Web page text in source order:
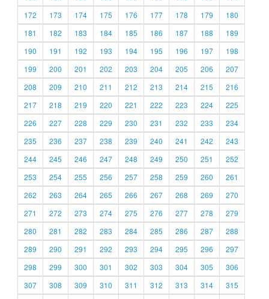
172
173 174 175 176 177 178 179
180
181
182 183 184 185 186 187 188
189
190
191 192 193 194 195 196 197
198
199
200 201 202 203 204 205 206
207
208
209 210 211 212 213 214 215
216
217
218 219 220 221 222 223 224
225
226
227 228 229 230 231 232 233
234
235
236 237 238 239 240 241 242
243
244
245 246 247 248 249 250 251
252
253
254 255 256 257 258 259 260
261
262
263 264 265 266 267 268 269
270
271
272 273 274 275 276 277 278
279
280
281 282 283 284 285 286 287
288
289
290 291 292 293 294 295 296
297
298
299 300 301 302 303 304 305
306
307
308 309 310 311 312 313 314
315